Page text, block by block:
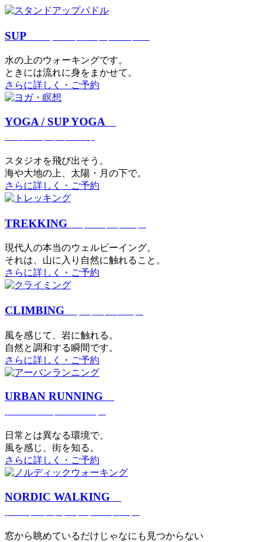
SUP
⽔の上のウォーキングです。
ときには流れに身をまかせて。
さらに詳しく・ご予約
YOGA / SUP YOGA
スタジオを⾶び出そう。
海や大地の上、太陽・⽉の下で。
さらに詳しく・ご予約
TREKKING
現代⼈の本当のウェルビーイング。
それは、⼭に⼊り⾃然に触れること。
さらに詳しく・ご予約
CLIMBING
⾵を感じて、岩に触れる。
⾃然と調和する瞬間です。
さらに詳しく・ご予約
URBAN RUNNING
日常とは異なる環境で、
風を感じ、街を知る。
さらに詳しく・ご予約
NORDIC WALKING
窓から眺めているだけじゃなにも見つからない